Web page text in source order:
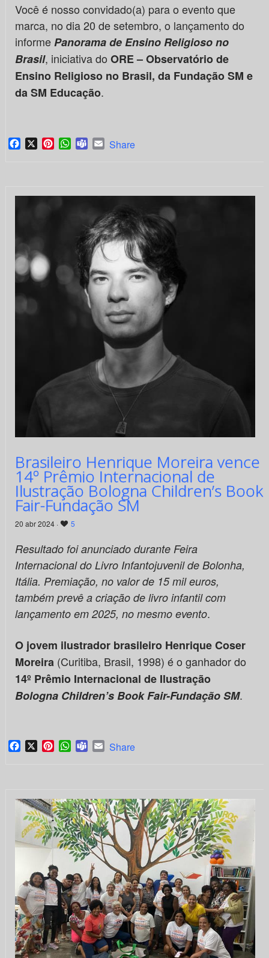
Você é nosso convidado(a) para o evento que
marca, no dia 20 de setembro, o lançamento do
informePanorama de Ensino Religioso no
Brasil, iniciativa do ORE – Observatório de
Ensino Religioso no Brasil, da Fundação SM e
da SM Educação.
Facebook
X PinterestWhatsApp
TeamsEmail
Share
Brasileiro Henrique Moreira vence
14º Prêmio Internacional de
Ilustração Bologna Children’s Book
Fair-Fundação SM
20 abr 2024 · 5
Resultado foi anunciado durante Feira
Internacional do Livro Infantojuvenil de Bolonha,
Itália. Premiação, no valor de 15 mil euros,
também prevê a criação de livro infantil com
lançamento em 2025, no mesmo evento.
O jovem ilustrador brasileiro Henrique Coser
Moreira (Curitiba, Brasil, 1998) é o ganhador do
14º Prêmio Internacional de Ilustração
Bologna Children’s Book Fair-Fundação SM.
Facebook
X PinterestWhatsApp
TeamsEmail
Share